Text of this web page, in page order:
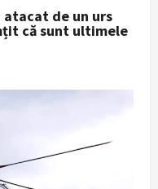
de un urs
că sunt ultimele